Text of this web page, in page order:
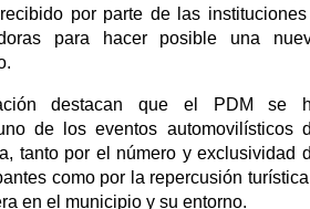
por parte de las
para hacer posible una
destacan que el PDM se
de los eventos automovilísticos
tanto por el número y exclusividad
como por la repercusión
en el municipio y su entorno.